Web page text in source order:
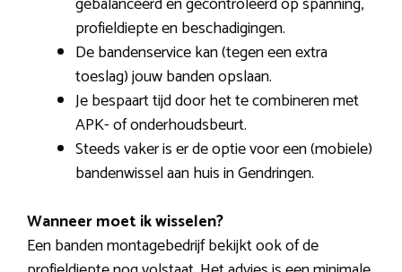
profieldiepte en beschadigingen.
De bandenservice kan (tegen een extra
toeslag) jouw banden opslaan.
Je bespaart tijd door het te combineren met
APK- of onderhoudsbeurt.
Steeds vaker is er de optie voor een (mobiele)
bandenwissel aan huis in Gendringen.
Wanneer moet ik wisselen?
Een banden montagebedrijf bekijkt ook of de